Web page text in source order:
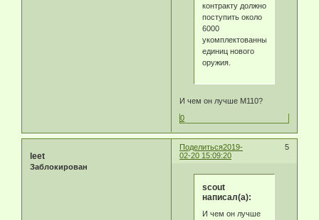
контракту должно
поступить около
6000
укомплектованных
единиц нового
оружия.
И чем он лучше М110?
0
Поделиться 5
2019-
02-20 15:09:20
leet
Заблокирован
scout
написал(а):
И чем он лучше